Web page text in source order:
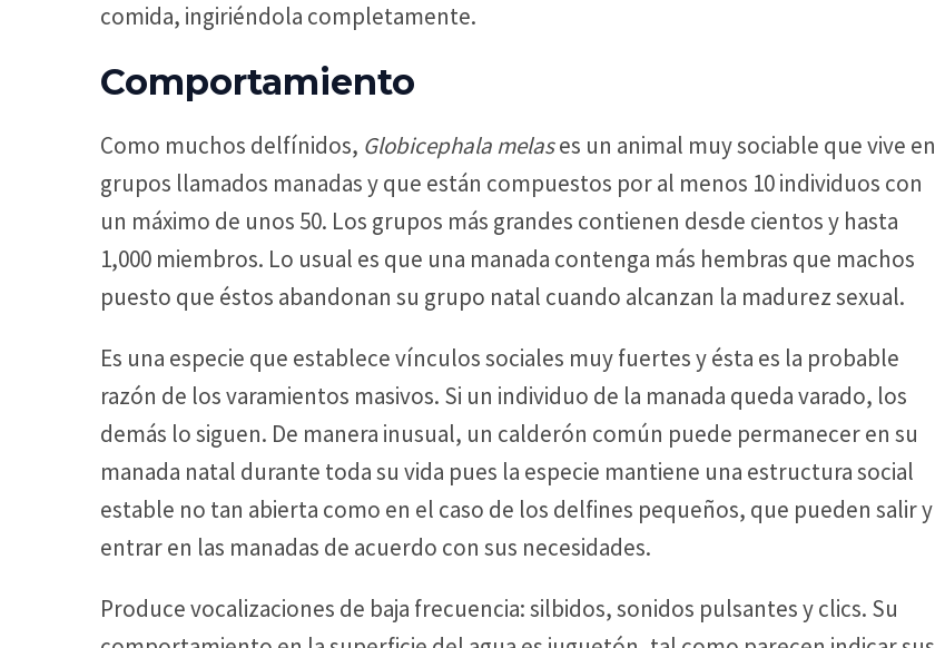
comida, ingiriéndola completamente.
Comportamiento
Como muchos delfínidos, Globicephala melases un animal muy sociable que vive en
grupos llamados manadas y que están compuestos por al menos 10 individuos con
un máximo de unos 50. Los grupos más grandes contienen desde cientos y hasta
1,000 miembros. Lo usual es que una manada contenga más hembras que machos
puesto que éstos abandonan su grupo natal cuando alcanzan la madurez sexual.
Es una especie que establece vínculos sociales muy fuertes y ésta es la probable
razón de los varamientos masivos. Si un individuo de la manada queda varado, los
demás lo siguen. De manera inusual, un calderón común puede permanecer en su
manada natal durante toda su vida pues la especie mantiene una estructura social
estable no tan abierta como en el caso de los delfines pequeños, que pueden salir y
entrar en las manadas de acuerdo con sus necesidades.
Produce vocalizaciones de baja frecuencia: silbidos, sonidos pulsantes y clics. Su